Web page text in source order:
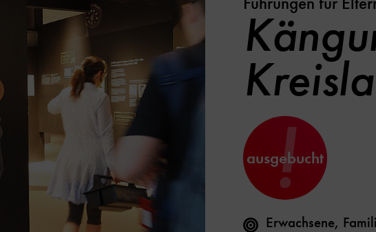
!
ausgebucht
Erwachsene,